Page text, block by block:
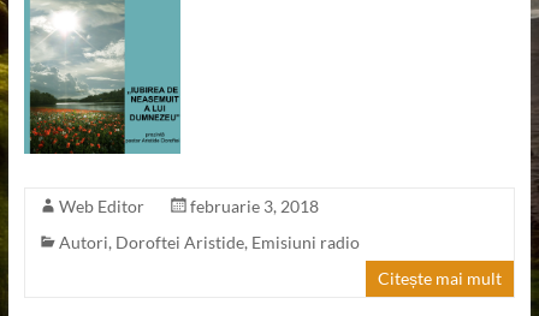
Web Editor
februarie 3, 2018
Autori, Doroftei Aristide, Emisiuni radio
Citește mai mult